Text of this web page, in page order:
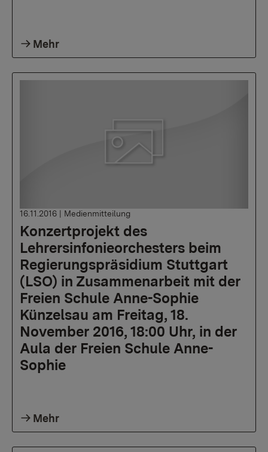
Mehr
Konzertprojekt des
Lehrersinfonieorchesters beim
Regierungspräsidium Stuttgart
(LSO) in Zusammenarbeit mit der
Freien Schule Anne-Sophie
Künzelsau am Freitag, 18.
November 2016, 18:00 Uhr, in der
Aula der Freien Schule Anne-
Sophie
16.11.2016 | Medienmitteilung
Mehr